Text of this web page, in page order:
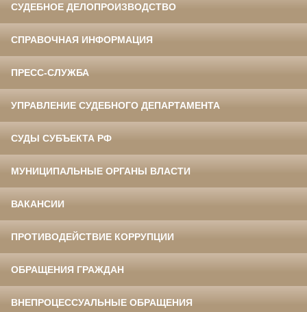
СУДЕБНОЕ ДЕЛОПРОИЗВОДСТВО
СПРАВОЧНАЯ ИНФОРМАЦИЯ
ПРЕСС-СЛУЖБА
УПРАВЛЕНИЕ СУДЕБНОГО ДЕПАРТАМЕНТА
СУДЫ СУБЪЕКТА РФ
МУНИЦИПАЛЬНЫЕ ОРГАНЫ ВЛАСТИ
ВАКАНСИИ
ПРОТИВОДЕЙСТВИЕ КОРРУПЦИИ
ОБРАЩЕНИЯ ГРАЖДАН
ВНЕПРОЦЕССУАЛЬНЫЕ ОБРАЩЕНИЯ